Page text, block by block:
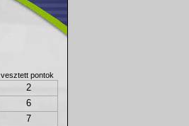
vesztett pontok
2
6
7